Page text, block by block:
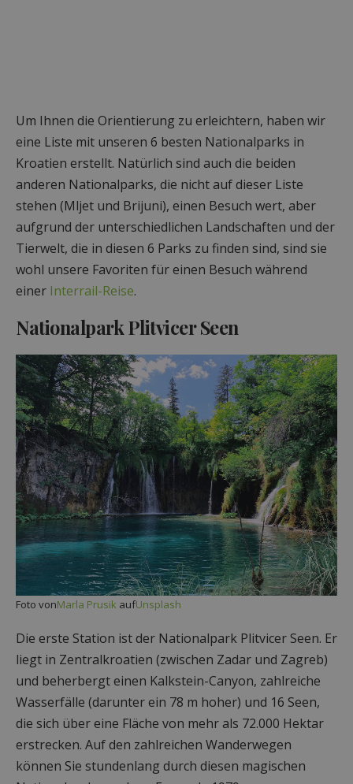
Um Ihnen die Orientierung zu erleichtern, haben wir
eine Liste mit unseren 6 besten Nationalparks in
Kroatien erstellt. Natürlich sind auch die beiden
anderen Nationalparks, die nicht auf dieser Liste
stehen (Mljet und Brijuni), einen Besuch wert, aber
aufgrund der unterschiedlichen Landschaften und der
Tierwelt, die in diesen 6 Parks zu finden sind, sind sie
wohl unsere Favoriten für einen Besuch während
einer Interrail-Reise.
Nationalpark Plitvicer Seen
Foto vonMarla Prusik aufUnsplash
Die erste Station ist der Nationalpark Plitvicer Seen. Er
liegt in Zentralkroatien (zwischen Zadar und Zagreb)
und beherbergt einen Kalkstein-Canyon, zahlreiche
Wasserfälle (darunter ein 78 m hoher) und 16 Seen,
die sich über eine Fläche von mehr als 72.000 Hektar
erstrecken. Auf den zahlreichen Wanderwegen
können Sie stundenlang durch diesen magischen